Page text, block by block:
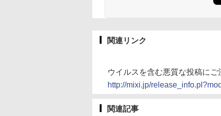
関連リンク
ウイルスを含む悪質な投稿にご
http://mixi.jp/
関連記事